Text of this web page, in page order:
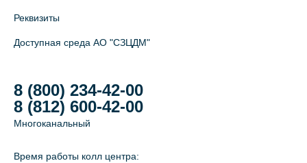
Реквизиты
Доступная среда АО "СЗЦДМ"
8 (800) 234-42-00
8 (812) 600-42-00
Многоканальный
Время работы колл центра: